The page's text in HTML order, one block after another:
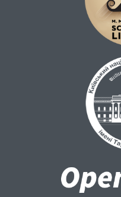
Мегела І. П.
П. Мегела. –
Микитенко Ю. О.
вищий етап
спадщини в період
становлення нової
Ю. О. Микитенко //
становлення нової
– К., 1991. – 155 с.
Пащенко В. І.
Пащенко, Н. І.
аспекті зв'язків
Т. Чернишова //